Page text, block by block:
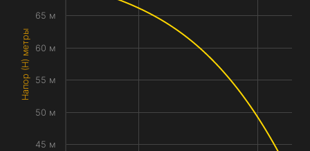
Напор (H) метры
45 м
50 м
55 м
60 м
65 м